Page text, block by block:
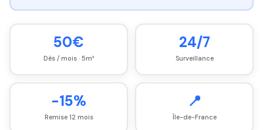
50€
Dès / mois · 5m³
24/7
Surveillance
-15%
Remise 12 mois
📍
Île-de-France